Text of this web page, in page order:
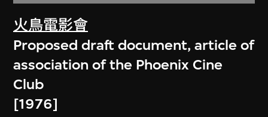
火鳥電影會
Proposed draft document, article of
association of the Phoenix Cine
Club
[1976]